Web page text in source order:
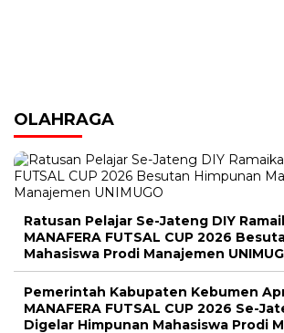
OLAHRAGA
Ratusan Pelajar Se-Jateng DIY
MANAFERA FUTSAL CUP 2026
Mahasiswa Prodi Manajemen
Pemerintah Kabupaten Kebumen
MANAFERA FUTSAL CUP 2026 Se-
Digelar Himpunan Mahasiswa Prodi